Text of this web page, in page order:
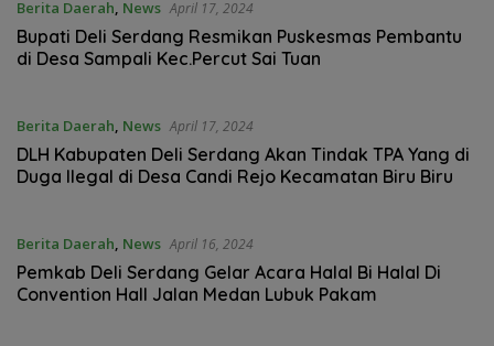
Berita Daerah, News April 17, 2024
Bupati Deli Serdang Resmikan Puskesmas Pembantu
di Desa Sampali Kec.Percut Sai Tuan
Berita Daerah, News April 17, 2024
DLH Kabupaten Deli Serdang Akan Tindak TPA Yang di
Duga Ilegal di Desa Candi Rejo Kecamatan Biru Biru
Berita Daerah, News April 16, 2024
Pemkab Deli Serdang Gelar Acara Halal Bi Halal Di
Convention Hall Jalan Medan Lubuk Pakam